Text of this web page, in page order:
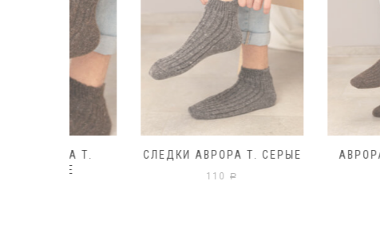
СЛЕДКИ АВРОРА Т. СЕРЫЕ АВРОРА